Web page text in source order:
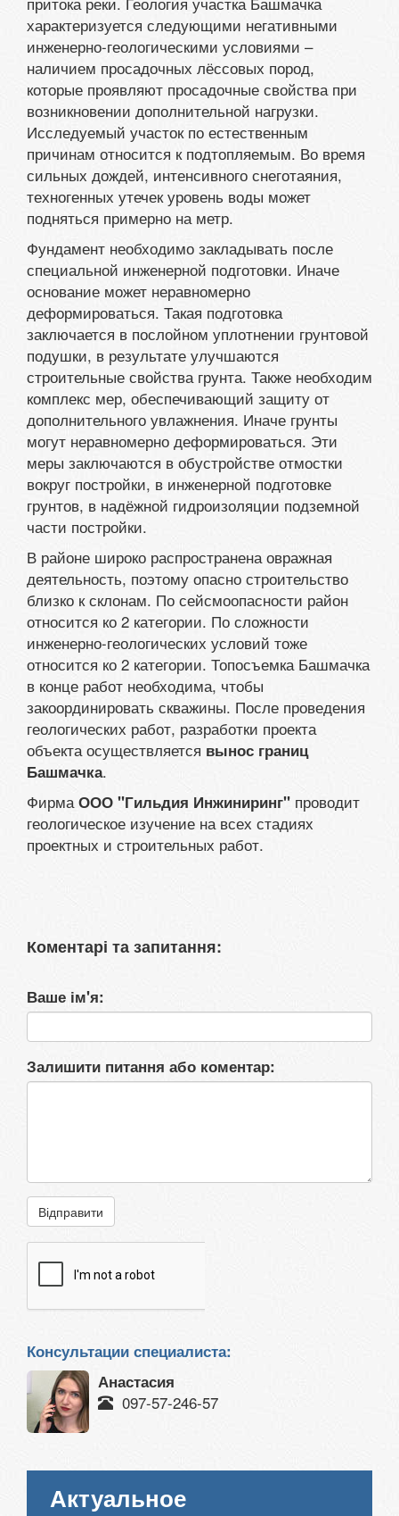
характеризуется следующими негативными
инженерно-геологическими условиями –
наличием просадочных лёссовых пород,
которые проявляют просадочные свойства при
возникновении дополнительной нагрузки.
Исследуемый участок по естественным
причинам относится к подтопляемым. Во время
сильных дождей, интенсивного снеготаяния,
техногенных утечек уровень воды может
подняться примерно на метр.
Фундамент необходимо закладывать после
специальной инженерной подготовки. Иначе
основание может неравномерно
деформироваться. Такая подготовка
заключается в послойном уплотнении грунтовой
подушки, в результате улучшаются
строительные свойства грунта. Также необходим
комплекс мер, обеспечивающий защиту от
дополнительного увлажнения. Иначе грунты
могут неравномерно деформироваться. Эти
меры заключаются в обустройстве отмостки
вокруг постройки, в инженерной подготовке
грунтов, в надёжной гидроизоляции подземной
части постройки.
В районе широко распространена овражная
деятельность, поэтому опасно строительство
близко к склонам. По сейсмоопасности район
относится ко 2 категории. По сложности
инженерно-геологических условий тоже
относится ко 2 категории. Топосъемка Башмачка
в конце работ необходима, чтобы
закоординировать скважины. После проведения
геологических работ, разработки проекта
объекта осуществляется вынос границ
Башмачка.
Фирма ООО "Гильдия Инжиниринг" проводит
геологическое изучение на всех стадиях
проектных и строительных работ.
Коментарі та запитання:
Ваше ім'я:
Залишити питання або коментар:
Відправити
Консультации специалиста:
Анастасия
097-57-246-57
Актуальное